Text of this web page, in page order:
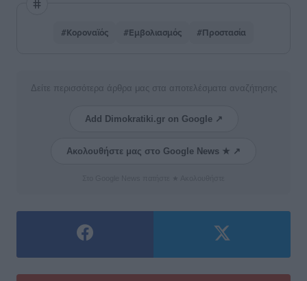
#Κοροναϊός #Εμβολιασμός #Προστασία
Δείτε περισσότερα άρθρα μας στα αποτελέσματα αναζήτησης
Add Dimokratiki.gr on Google ↗
Ακολουθήστε μας στο Google News ★ ↗